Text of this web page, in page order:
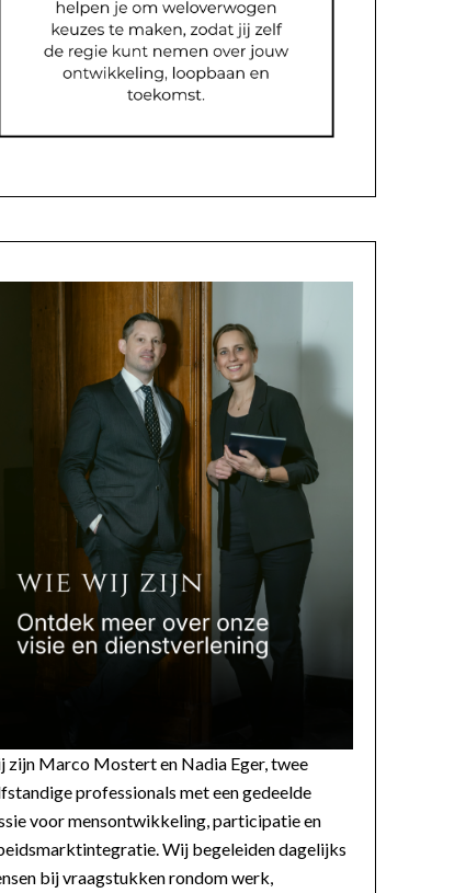
zijn Marco Mostert en Nadia Eger, twee
professionals met een gedeelde
voor mensontwikkeling, participatie en
Wij begeleiden dagelijks
bij vraagstukken rondom werk,